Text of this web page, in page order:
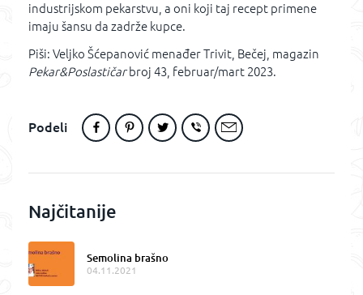
industrijskom pekarstvu, a oni koji taj recept primene
imaju šansu da zadrže kupce.
Piši: Veljko Šćepanović menađer Trivit, Bečej, magazin
Pekar&Poslastičarbroj 43, februar/mart 2023.
Podeli
Najčitanije
Semolina brašno
04.11.2021